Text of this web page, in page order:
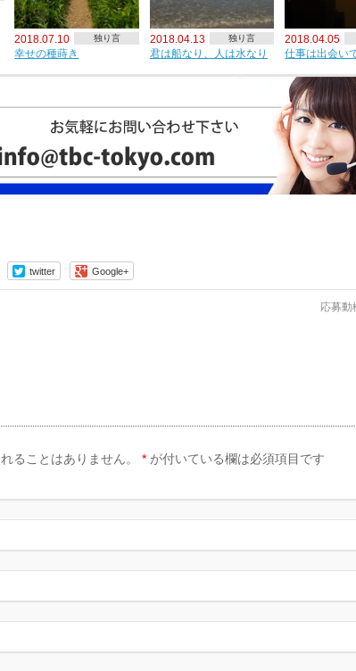
2018.07.10 独り言
幸せの種蒔き
2018.04.13 独り言
君は船なり、人は水なり
2018.04.05
仕事は出会い
twitter Google+
応募動
ることはありません。 * が付いている欄は必須項目です